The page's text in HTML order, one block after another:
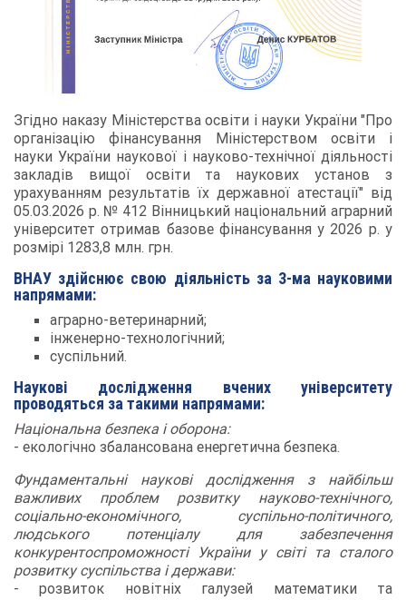
Згідно наказу Міністерства освіти і науки України "Про
організацію фінансування Міністерством освіти і
науки України наукової і науково-технічної діяльності
закладів вищої освіти та наукових установ з
урахуванням результатів їх державної атестації" від
05.03.2026 р. № 412 Вінницький національний аграрний
університет отримав базове фінансування у 2026 р. у
розмірі 1283,8 млн. грн.
ВНАУ здійснює свою діяльність за 3-ма науковими
напрямами:
аграрно-ветеринарний;
інженерно-технологічний;
суспільний.
Наукові дослідження вчених університету
проводяться за такими напрямами:
Національна безпека і оборона:
- екологічно збалансована енергетична безпека.
Фундаментальні наукові дослідження з найбільш
важливих проблем розвитку науково-технічного,
соціально-економічного, суспільно-політичного,
людського потенціалу для забезпечення
конкурентоспроможності України у світі та сталого
розвитку суспільства і держави:
- розвиток новітніх галузей математики та